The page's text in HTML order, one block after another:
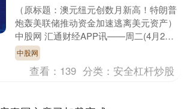
（原标题：澳元纽元创数月新高！特朗普
炮轰美联储推动资金加速逃离美元资产）
中股网 汇通财经APP讯——周二(4月23
日)亚市盘中，澳元和纽元延续强势表
现，双双刷新....
中股网
查看： 139 分类：安全杠杆炒股